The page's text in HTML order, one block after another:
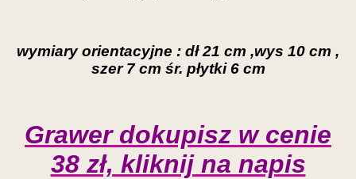
wymiary orientacyjne : dł 21 cm ,wys 10 cm ,
szer 7 cm śr. płytki 6 cm
Grawer dokupisz w cenie
38 zł, kliknij na napis